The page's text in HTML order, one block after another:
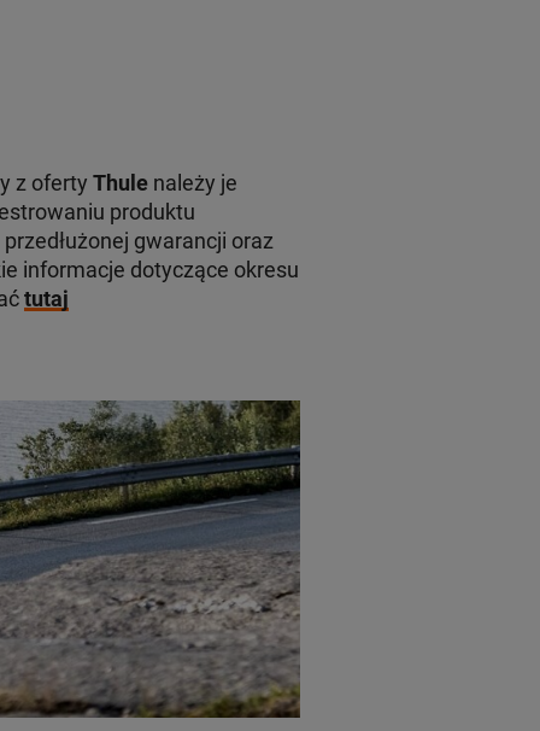
z oferty Thulenależy je
produktu
gwarancji oraz
informacje dotyczące okresu
tutaj